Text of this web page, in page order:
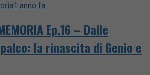
1 anno fa
Ep.16 – Dalle
la rinascita di Genio e